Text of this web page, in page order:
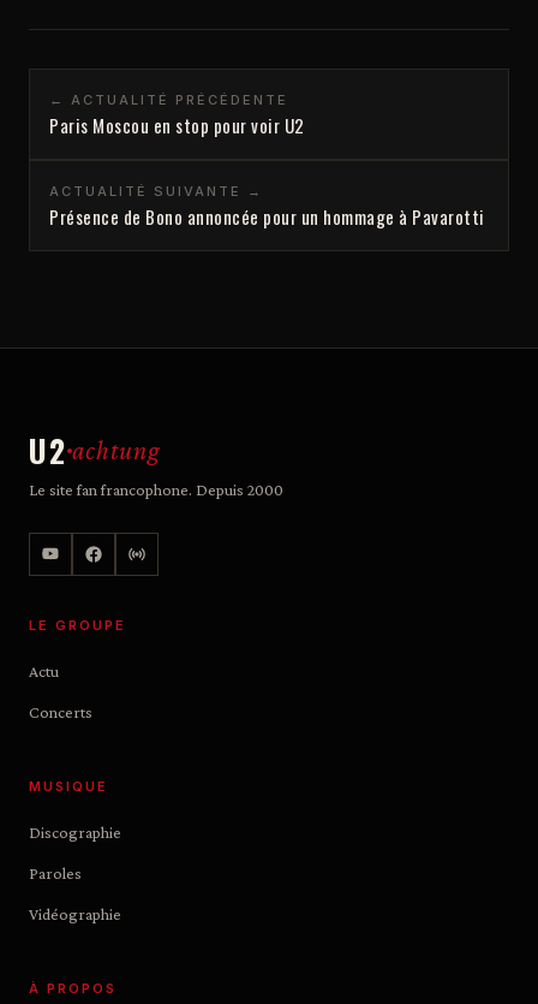
← ACTUALITÉ PRÉCÉDENTE
Paris Moscou en stop pour voir U2
ACTUALITÉ SUIVANTE →
Présence de Bono annoncée pour un hommage à Pavarotti
U2 achtung
Le site fan francophone. Depuis 2000
LE GROUPE
Actu
Concerts
MUSIQUE
Discographie
Paroles
Vidéographie
À PROPOS